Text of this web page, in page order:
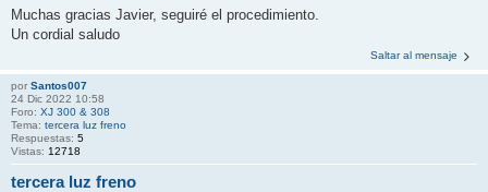
Muchas gracias Javier, seguiré el procedimiento.
Un cordial saludo
Saltar al mensaje
por Santos007
24 Dic 2022 10:58
Foro: XJ 300 & 308
Tema: tercera luz freno
Respuestas: 5
Vistas: 12718
tercera luz freno